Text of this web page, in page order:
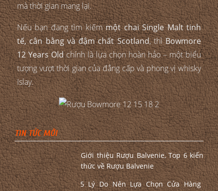
mà thời gian mang lại.
Nếu bạn đang tìm kiếmmột chai Single Malt tinh
tế, cân bằng và đậm chất Scotland, thìBowmore
12 Years Oldchính là lựa chọn hoàn hảo – một biểu
tượng vượt thời gian của đẳng cấp và phong vị whisky
Islay.
TIN TỨC MỚI
Giới thiệu Rượu Balvenie, Top 6 kiến
thức về Rượu Balvenie